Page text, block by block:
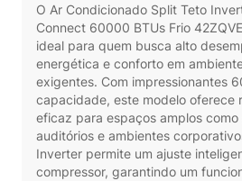
O Ar Condicionado Split Teto
Connect 60000 BTUs Frio
ideal para quem busca alto
energética e conforto em
exigentes. Com impressionantes
capacidade, este modelo oferece
eficaz para espaços amplos
auditórios e ambientes
Inverter permite um ajuste
compressor, garantindo um